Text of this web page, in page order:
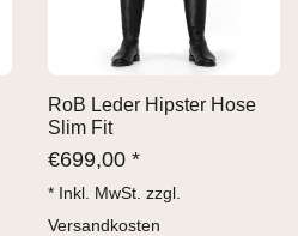
RoB Leder Hipster Hose
Slim Fit
€699,00 *
* Inkl. MwSt. zzgl.
Versandkosten